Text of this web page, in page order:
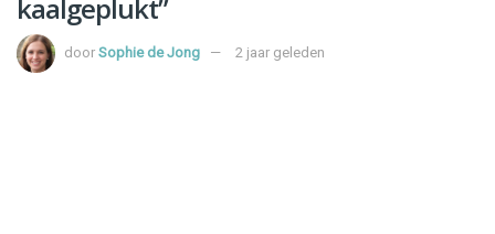
kaalgeplukt”
door Sophie de Jong 2 jaar geleden